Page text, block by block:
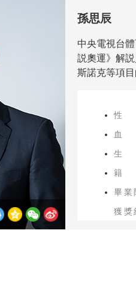
孫思辰
中央電視台
説奧運》解
斯諾克等項
性
血
生
籍
畢業
獲獎